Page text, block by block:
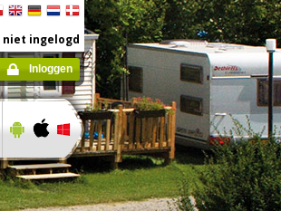
niet ingelogd
Inloggen